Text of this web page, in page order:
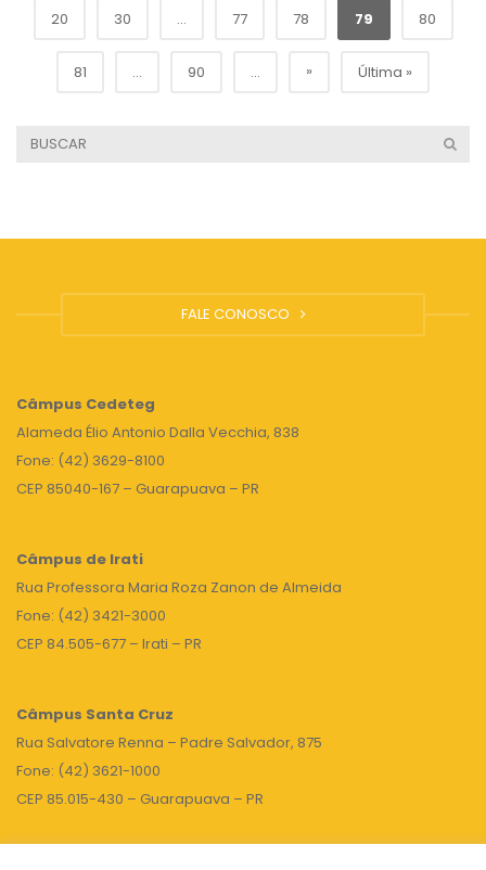
20 30 ... 77 78 79 80
81 ... 90 ... » Última »
FALE CONOSCO
Câmpus Cedeteg
Alameda Élio Antonio Dalla Vecchia, 838
Fone: (42) 3629-8100
CEP 85040-167 – Guarapuava – PR
Câmpus de Irati
Rua Professora Maria Roza Zanon de Almeida
Fone: (42) 3421-3000
CEP 84.505-677 – Irati – PR
Câmpus Santa Cruz
Rua Salvatore Renna – Padre Salvador, 875
Fone: (42) 3621-1000
CEP 85.015-430 – Guarapuava – PR